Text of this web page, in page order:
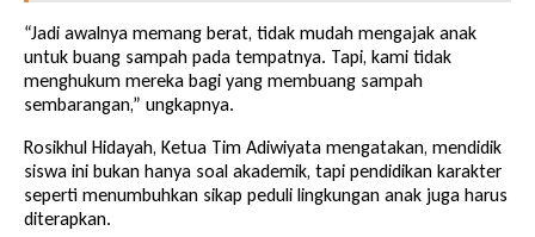
“Jadi awalnya memang berat, tidak mudah mengajak anak
untuk buang sampah pada tempatnya. Tapi, kami tidak
menghukum mereka bagi yang membuang sampah
sembarangan,” ungkapnya.
Rosikhul Hidayah, Ketua Tim Adiwiyata mengatakan, mendidik
siswa ini bukan hanya soal akademik, tapi pendidikan karakter
seperti menumbuhkan sikap peduli lingkungan anak juga harus
diterapkan.